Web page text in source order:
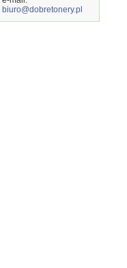
biuro@dobretonery.pl